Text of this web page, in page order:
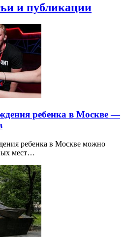
и публикации
ребенка в Москве —
ребенка в Москве можно
мест…